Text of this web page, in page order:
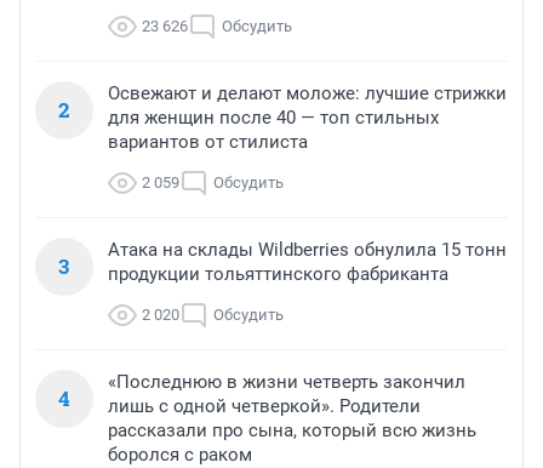
23 626 Обсудить
2
Освежают и делают моложе: лучшие стрижки
для женщин после 40 — топ стильных
вариантов от стилиста
2 059 Обсудить
3
Атака на склады Wildberries обнулила 15 тонн
продукции тольяттинского фабриканта
2 020 Обсудить
4
«Последнюю в жизни четверть закончил
лишь с одной четверкой». Родители
рассказали про сына, который всю жизнь
боролся с раком